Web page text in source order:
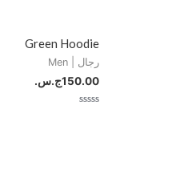
Green Hoodie
رجال | Men
150.00ج.س.